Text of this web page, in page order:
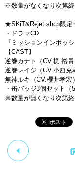
※数量がなくなり次第終
★SKiT&Rejet shop限
・ドラマCD
『ミッションインポッ
【CAST】
逆巻カナト（CV.梶 裕貴
逆巻レイジ（CV.小西克
無神ルキ（CV.櫻井孝宏）
・缶バッジ3個セット（
※数量が無くなり次第終